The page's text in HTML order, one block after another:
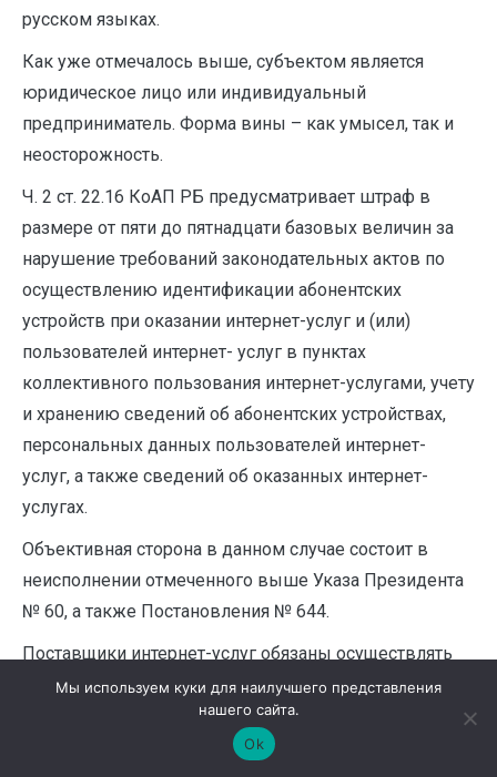
русском языках.
Как уже отмечалось выше, субъектом является
юридическое лицо или индивидуальный
предприниматель. Форма вины – как умысел, так и
неосторожность.
Ч. 2 ст. 22.16 КоАП РБ предусматривает штраф в
размере от пяти до пятнадцати базовых величин за
нарушение требований законодательных актов по
осуществлению идентификации абонентских
устройств при оказании интернет-услуг и (или)
пользователей интернет- услуг в пунктах
коллективного пользования интернет-услугами, учету
и хранению сведений об абонентских устройствах,
персональных данных пользователей интернет-
услуг, а также сведений об оказанных интернет-
услугах.
Объективная сторона в данном случае состоит в
неисполнении отмеченного выше Указа Президента
№ 60, а также Постановления № 644.
Поставщики интернет-услуг обязаны осуществлять
идентификацию абонентских устройств при оказании
интернет-услуг, учет и хранение сведений об
абонентских устройствах, а также сведений об
Мы используем куки для наилучшего представления
нашего сайта.
Ok